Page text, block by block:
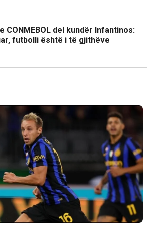
CONMEBOL del kundër Infantinos:
futbolli është i të gjithëve